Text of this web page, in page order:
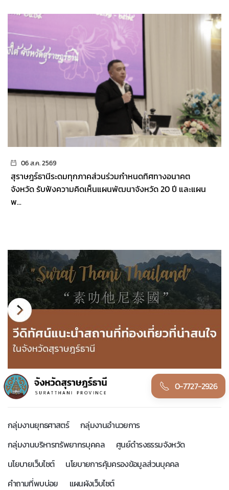
06 ส.ค. 2569
สุราษฎร์ธานีระดมทุกภาคส่วนร่วมกำหนดทิศทางอนาคต
จังหวัด รับฟังความคิดเห็นแผนพัฒนาจังหวัด 20 ปี และแผน
พ...
0-7727-2926
กลุ่มงานยุทธศาสตร์
กลุ่มงานอำนวยการ
กลุ่มงานบริหารทรัพยากรบุคคล
ศูนย์ดำรงธรรมจังหวัด
นโยบายเว็บไซต์
นโยบายการคุ้มครองข้อมูลส่วนบุคคล
คำถามที่พบบ่อย
แผนผังเว็บไซต์